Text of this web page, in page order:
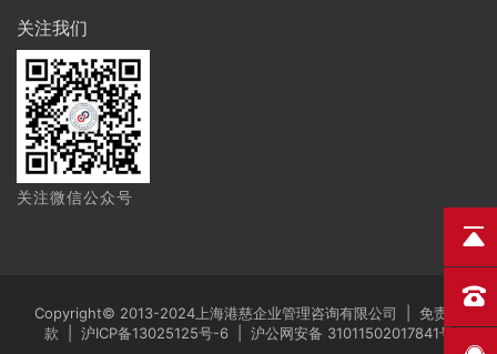
关注我们
关注微信公众号
Copyright© 2013-2024上海港慈企业管理咨询有限公司 | 免责条
款
沪ICP备13025125号-6| 沪公网安备 31011502017841号